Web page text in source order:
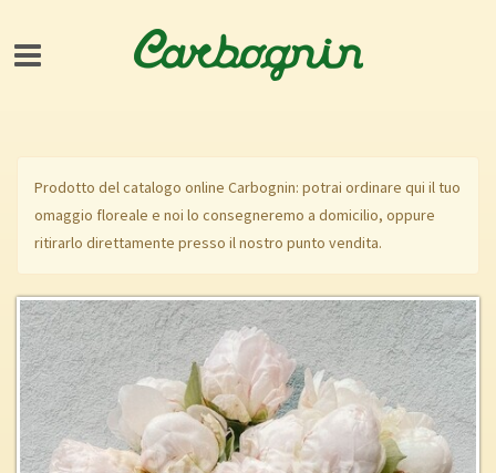
Prodotto del catalogo online Carbognin: potrai ordinare qui il tuo
omaggio floreale e noi lo consegneremo a domicilio, oppure
ritirarlo direttamente presso il nostro punto vendita.